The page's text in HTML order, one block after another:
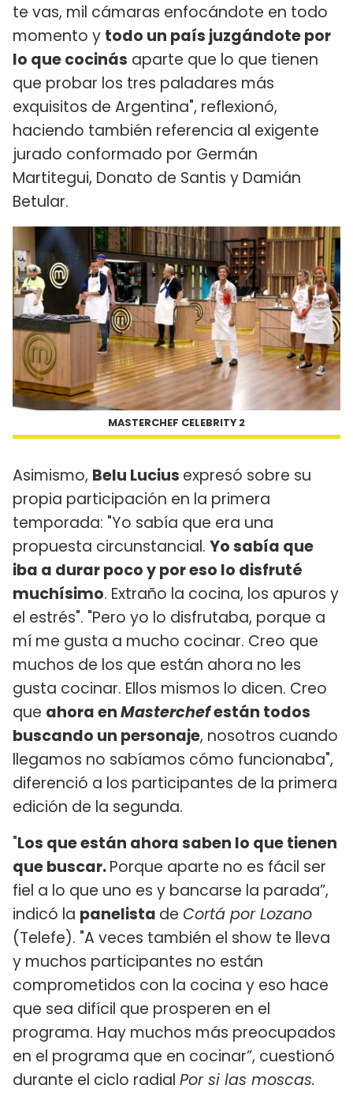
te vas, mil cámaras enfocándote en todo
momento y todo un país juzgándote por
lo que cocinás aparte que lo que tienen
que probar los tres paladares más
exquisitos de Argentina", reflexionó,
haciendo también referencia al exigente
jurado conformado por Germán
Martitegui, Donato de Santis y Damián
Betular.
MASTERCHEF CELEBRITY 2
Asimismo, Belu Lucius expresó sobre su
propia participación en la primera
temporada: "Yo sabía que era una
propuesta circunstancial. Yo sabía que
iba a durar poco y por eso lo disfruté
muchísimo. Extraño la cocina, los apuros y
el estrés". "Pero yo lo disfrutaba, porque a
mí me gusta a mucho cocinar. Creo que
muchos de los que están ahora no les
gusta cocinar. Ellos mismos lo dicen. Creo
que ahora enMasterchefestán todos
buscando un personaje, nosotros cuando
llegamos no sabíamos cómo funcionaba",
diferenció a los participantes de la primera
edición de la segunda.
"Los que están ahora saben lo que tienen
que buscar.Porque aparte no es fácil ser
fiel a lo que uno es y bancarse la parada”,
indicó la panelista de Cortá por Lozano
(Telefe). "A veces también el show te lleva
y muchos participantes no están
comprometidos con la cocina y eso hace
que sea difícil que prosperen en el
programa. Hay muchos más preocupados
en el programa que en cocinar”, cuestionó
durante el ciclo radial Por si las moscas.